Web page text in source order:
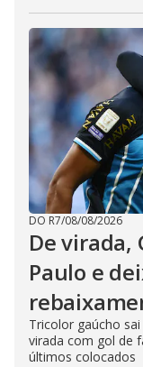
DO R7/08/08/2026
De virada,
Paulo e
Tricolor gaúcho
virada com gol de
últimos colocados